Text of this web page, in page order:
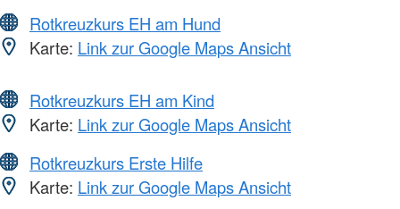
Rotkreuzkurs EH am Hund
Karte: Link zur Google Maps Ansicht
Rotkreuzkurs EH am Kind
Karte: Link zur Google Maps Ansicht
Rotkreuzkurs Erste Hilfe
Karte: Link zur Google Maps Ansicht